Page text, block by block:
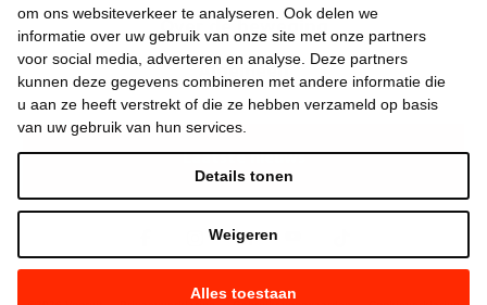
om ons websiteverkeer te analyseren. Ook delen we
informatie over uw gebruik van onze site met onze partners
voor social media, adverteren en analyse. Deze partners
kunnen deze gegevens combineren met andere informatie die
u aan ze heeft verstrekt of die ze hebben verzameld op basis
van uw gebruik van hun services.
Alles toestaan
Weigeren
Details tonen
Over de beweging
Algemeen
Laatste nieuws